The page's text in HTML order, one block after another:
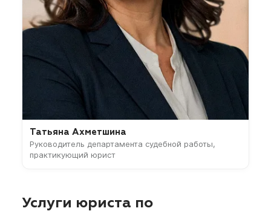
Татьяна Ахметшина
Руководитель департамента судебной работы,
практикующий юрист
Услуги юриста по